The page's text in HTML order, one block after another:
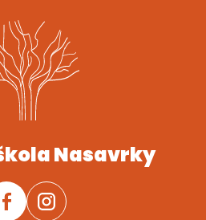
Nasavrky